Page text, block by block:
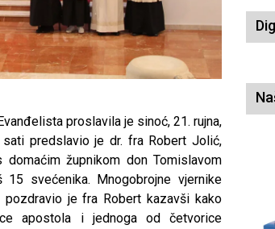
proslavila je sinoć, 21. rujna,
predslavio je dr. fra Robert Jolić,
župnikom don Tomislavom
svećenika. Mnogobrojne vjernike
je fra Robert kazavši kako
apostola i jednoga od četvorice